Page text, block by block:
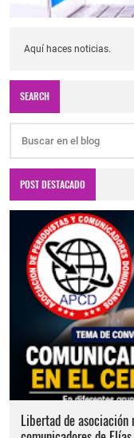
Aquí haces noticias.
SEARCH
POST DESTACADO
Libertad de asociación